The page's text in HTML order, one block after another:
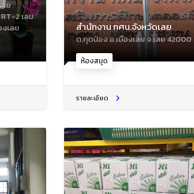
ลย
2 เลข
เลย
ห้องสมุด
สำนักงาน กศน.จังหวัดเลย
ต.กุดป่อง อ.เมืองเลย จ.เลย 42000
รายละเอียด